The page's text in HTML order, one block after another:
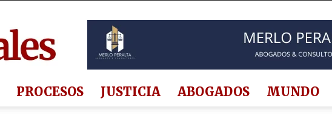
PROCESOS JUSTICIA ABOGADOS MUNDO